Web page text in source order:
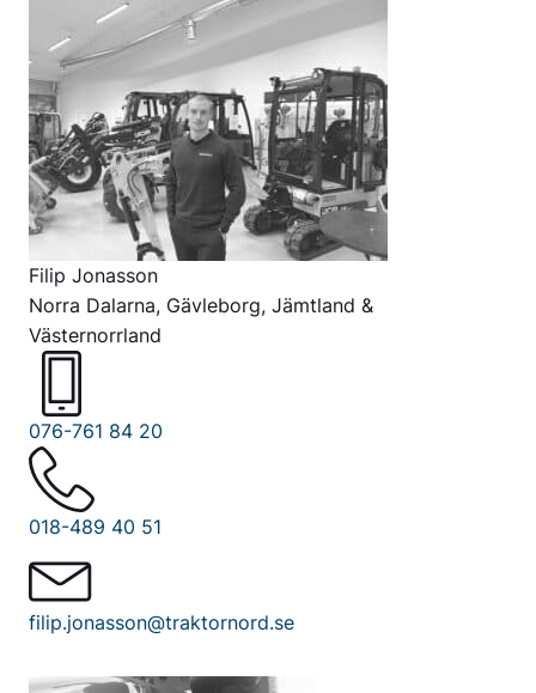
Filip Jonasson
Norra Dalarna, Gävleborg, Jämtland &
Västernorrland
076-761 84 20
018-489 40 51
filip.jonasson@traktornord.se